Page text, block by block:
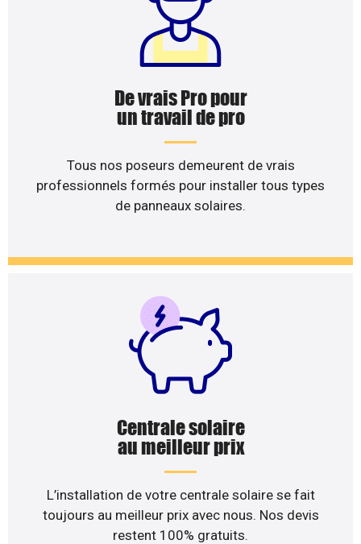
De vrais Pro pour
un travail de pro
Tous nos poseurs demeurent de vrais
professionnels formés pour installer tous types
de panneaux solaires.
Centrale solaire
au meilleur prix
L’installation de votre centrale solaire se fait
toujours au meilleur prix avec nous. Nos devis
restent 100% gratuits.